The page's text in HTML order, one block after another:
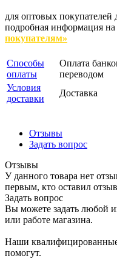
для оптовых покупателей
подробная информация на
покупателям»
Способы
оплаты
Оплата
переводом
Условия
доставки
Доставка
Отзывы
Задать вопрос
Отзывы
У данного товара нет
первым, кто оставил
Задать вопрос
Вы можете задать любой
или работе магазина.
Наши квалифицированные
помогут.